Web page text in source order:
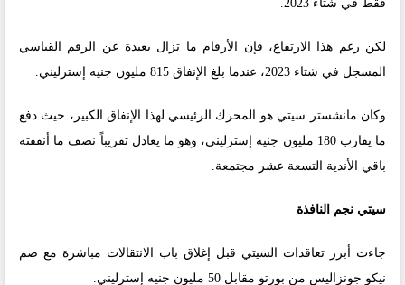
فقط في شتاء 2023.
لكن رغم هذا الارتفاع، فإن الأرقام ما تزال بعيدة عن الرقم القياسي
المسجل في شتاء 2023، عندما بلغ الإنفاق 815 مليون جنيه إسترليني.
وكان مانشستر سيتي هو المحرك الرئيسي لهذا الإنفاق الكبير، حيث دفع
ما يقارب 180 مليون جنيه إسترليني، وهو ما يعادل تقريباً نصف ما أنفقته
باقي الأندية التسعة عشر مجتمعة.
سيتي نجم النافذة
جاءت أبرز تعاقدات السيتي قبل إغلاق باب الانتقالات مباشرة مع ضم
نيكو جونزاليس من بورتو مقابل 50 مليون جنيه إسترليني.